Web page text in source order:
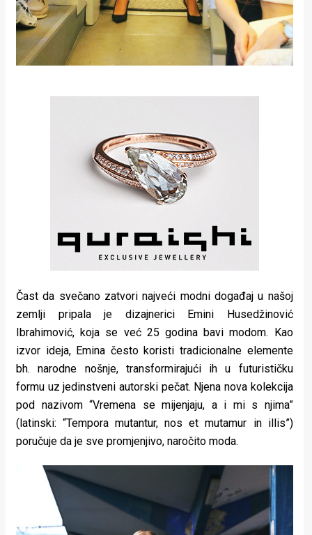
Čast da svečano zatvori najveći modni događaj u našoj
zemlji pripala je dizajnerici Emini Husedžinović
Ibrahimović, koja se već 25 godina bavi modom. Kao
izvor ideja, Emina često koristi tradicionalne elemente
bh. narodne nošnje, transformirajući ih u futurističku
formu uz jedinstveni autorski pečat. Njena nova kolekcija
pod nazivom “Vremena se mijenjaju, a i mi s njima”
(latinski: “Tempora mutantur, nos et mutamur in illis”)
poručuje da je sve promjenjivo, naročito moda.